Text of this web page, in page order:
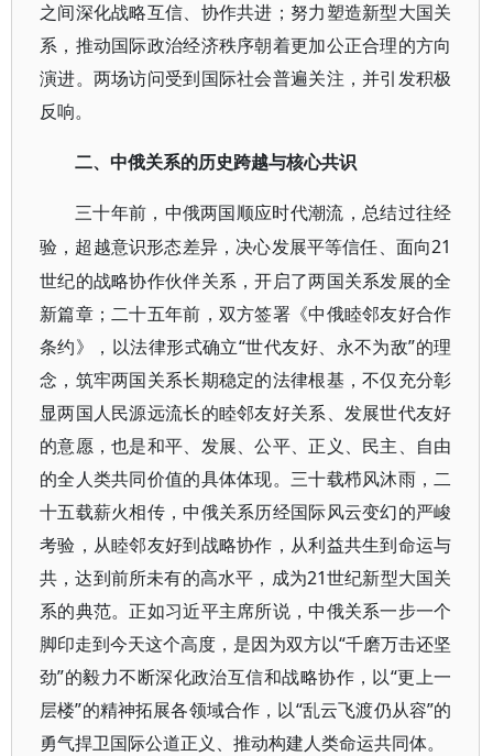
之间深化战略互信、协作共进；努力塑造新型大国关
系，推动国际政治经济秩序朝着更加公正合理的方向
演进。两场访问受到国际社会普遍关注，并引发积极
反响。
二、中俄关系的历史跨越与核心共识
三十年前，中俄两国顺应时代潮流，总结过往经
验，超越意识形态差异，决心发展平等信任、面向21
世纪的战略协作伙伴关系，开启了两国关系发展的全
新篇章；二十五年前，双方签署《中俄睦邻友好合作
条约》，以法律形式确立“世代友好、永不为敌”的理
念，筑牢两国关系长期稳定的法律根基，不仅充分彰
显两国人民源远流长的睦邻友好关系、发展世代友好
的意愿，也是和平、发展、公平、正义、民主、自由
的全人类共同价值的具体体现。三十载栉风沐雨，二
十五载薪火相传，中俄关系历经国际风云变幻的严峻
考验，从睦邻友好到战略协作，从利益共生到命运与
共，达到前所未有的高水平，成为21世纪新型大国关
系的典范。正如习近平主席所说，中俄关系一步一个
脚印走到今天这个高度，是因为双方以“千磨万击还坚
劲”的毅力不断深化政治互信和战略协作，以“更上一
层楼”的精神拓展各领域合作，以“乱云飞渡仍从容”的
勇气捍卫国际公道正义、推动构建人类命运共同体。